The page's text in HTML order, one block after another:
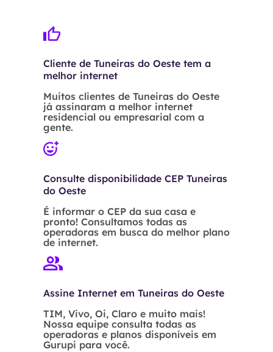
Cliente de Tuneiras do Oeste tem a
melhor internet
Muitos clientes de Tuneiras do Oeste
já assinaram a melhor internet
residencial ou empresarial com a
gente.
Consulte disponibilidade CEP Tuneiras
do Oeste
É informar o CEP da sua casa e
pronto! Consultamos todas as
operadoras em busca do melhor plano
de internet.
Assine Internet em Tuneiras do Oeste
TIM, Vivo, Oi, Claro e muito mais!
Nossa equipe consulta todas as
operadoras e planos disponíveis em
Gurupi para você.